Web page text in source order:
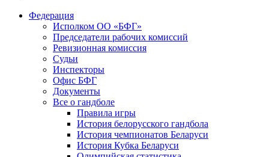
Федерация
Исполком ОО «БФГ»
Председатели рабочих комиссий
Ревизионная комиссия
Судьи
Инспекторы
Офис БФГ
Документы
Все о гандболе
Правила игры
История белорусского гандбола
История чемпионатов Беларуси
История Кубка Беларуси